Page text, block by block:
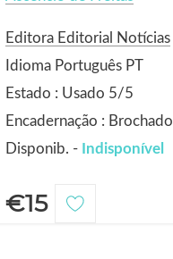
Editora Editorial Notícias
Idioma Português PT
Estado : Usado 5/5
Encadernação : Brochado
Disponib. - Indisponível
€15